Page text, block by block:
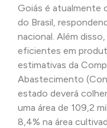
Goiás é atualmente
do Brasil,
nacional. Além
eficientes em
estimativas da
Abastecimento
estado deverá
uma área de 109,2
8,4% na área